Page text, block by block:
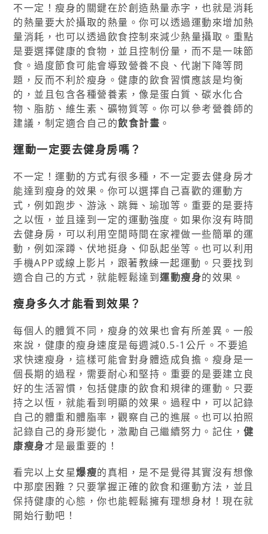
不一定！瘦身的關鍵在於創造熱量赤字，也就是消耗
的熱量要大於攝取的熱量。你可以透過運動來增加熱
量消耗，也可以透過飲食控制來減少熱量攝取。重點
是要選擇健康的食物，並且控制份量，而不是一味節
食。過度節食可能會導致營養不良、代謝下降等問
題，反而不利於瘦身。健康的飲食習慣應該是均衡
的，並且包含各種營養素，像是蛋白質、碳水化合
物、脂肪、維生素、礦物質等。你可以參考營養師的
建議，制定適合自己的飲食計畫 。
運動一定要去健身房嗎？
不一定！運動的方式有很多種，不一定要去健身房才
能達到瘦身的效果。你可以選擇自己喜歡的運動方
式，例如跑步、游泳、跳舞、瑜珈等。重要的是要持
之以恆，並且達到一定的運動強度。如果你沒有時間
去健身房，可以利用空閒時間在家裡做一些簡單的運
動，例如深蹲、伏地挺身、仰臥起坐等。也可以利用
手機APP或線上影片，跟著教練一起運動。只要找到
適合自己的方式，就能輕鬆達到運動瘦身的效果。
瘦身多久才能看到效果？
每個人的體質不同，瘦身的效果也會有所差異。一般
來說，健康的瘦身速度是每週減0.5-1公斤。不要追
求快速瘦身，這樣可能會對身體造成負擔。瘦身是一
個長期的過程，需要耐心和堅持。重要的是要建立良
好的生活習慣，包括健康的飲食和規律的運動。只要
持之以恆，就能看到明顯的效果。過程中，可以記錄
自己的體重和體脂率，觀察自己的進展。也可以拍照
記錄自己的身形變化，激勵自己繼續努力。記住，健
康瘦身才是最重要的！
看完以上女星爆瘦的真相，是不是覺得其實沒有想像
中那麼困難？只要掌握正確的飲食和運動方法，並且
保持健康的心態，你也能輕鬆擁有理想身材！現在就
開始行動吧！